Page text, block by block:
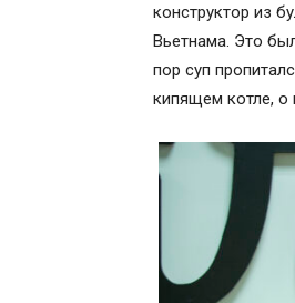
конструктор из
Вьетнама. Это
пор суп
кипящем котле, о